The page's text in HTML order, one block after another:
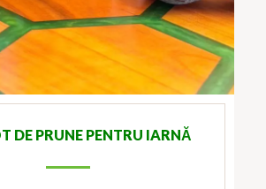
DE PRUNE PENTRU IARNĂ